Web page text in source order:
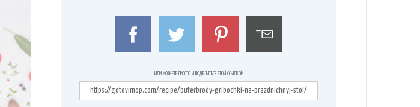
ИЛИ МОЖЕТЕ ПРОСТО И ПОДЕЛИТЬСЯ ЭТОЙ ССЫЛКОЙ